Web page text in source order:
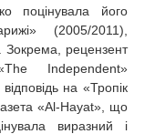
поцінувала його
(2005/2011),
Зокрема, рецензент
Independent»
на «Тропік
«Al-Hayat», що
виразний і